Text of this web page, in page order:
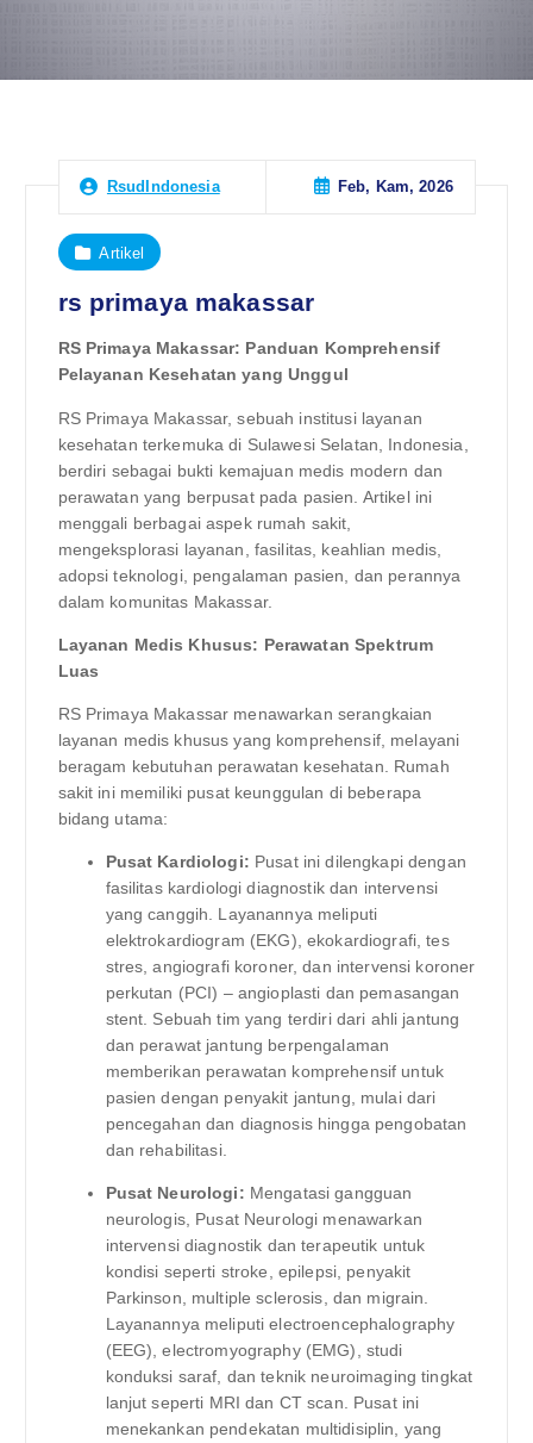
RsudIndonesia Feb, Kam, 2026
Artikel
rs primaya makassar
RS Primaya Makassar: Panduan Komprehensif
Pelayanan Kesehatan yang Unggul
RS Primaya Makassar, sebuah institusi layanan
kesehatan terkemuka di Sulawesi Selatan, Indonesia,
berdiri sebagai bukti kemajuan medis modern dan
perawatan yang berpusat pada pasien. Artikel ini
menggali berbagai aspek rumah sakit,
mengeksplorasi layanan, fasilitas, keahlian medis,
adopsi teknologi, pengalaman pasien, dan perannya
dalam komunitas Makassar.
Layanan Medis Khusus: Perawatan Spektrum
Luas
RS Primaya Makassar menawarkan serangkaian
layanan medis khusus yang komprehensif, melayani
beragam kebutuhan perawatan kesehatan. Rumah
sakit ini memiliki pusat keunggulan di beberapa
bidang utama:
Pusat Kardiologi: Pusat ini dilengkapi dengan
fasilitas kardiologi diagnostik dan intervensi
yang canggih. Layanannya meliputi
elektrokardiogram (EKG), ekokardiografi, tes
stres, angiografi koroner, dan intervensi koroner
perkutan (PCI) – angioplasti dan pemasangan
stent. Sebuah tim yang terdiri dari ahli jantung
dan perawat jantung berpengalaman
memberikan perawatan komprehensif untuk
pasien dengan penyakit jantung, mulai dari
pencegahan dan diagnosis hingga pengobatan
dan rehabilitasi.
Pusat Neurologi: Mengatasi gangguan
neurologis, Pusat Neurologi menawarkan
intervensi diagnostik dan terapeutik untuk
kondisi seperti stroke, epilepsi, penyakit
Parkinson, multiple sclerosis, dan migrain.
Layanannya meliputi electroencephalography
(EEG), electromyography (EMG), studi
konduksi saraf, dan teknik neuroimaging tingkat
lanjut seperti MRI dan CT scan. Pusat ini
menekankan pendekatan multidisiplin, yang